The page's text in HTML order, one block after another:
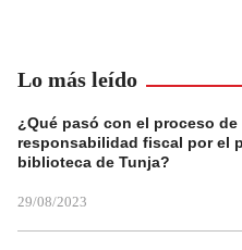
Lo más leído
¿Qué pasó con el proceso de
responsabilidad fiscal por el
biblioteca de Tunja?
29/08/2023